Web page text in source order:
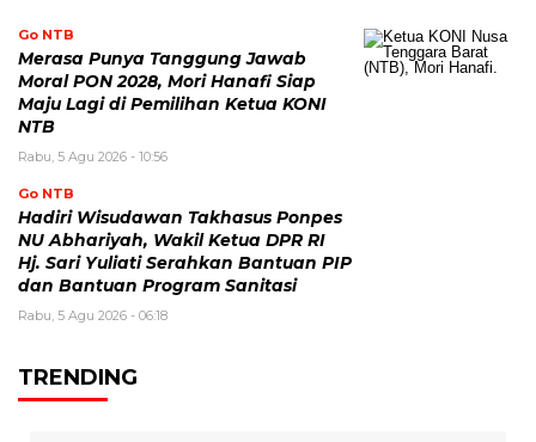
Go NTB
Merasa Punya Tanggung Jawab
Moral PON 2028, Mori Hanafi Siap
Maju Lagi di Pemilihan Ketua KONI
NTB
Rabu, 5 Agu 2026 - 10:56
Go NTB
Hadiri Wisudawan Takhasus Ponpes
NU Abhariyah, Wakil Ketua DPR RI
Hj. Sari Yuliati Serahkan Bantuan PIP
dan Bantuan Program Sanitasi
Rabu, 5 Agu 2026 - 06:18
TRENDING